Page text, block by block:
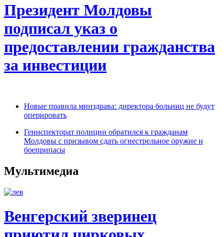
Президент Молдовы
подписал указ о
предоставлении гражданства
за инвестиции
Новые правила минздрава: директора больниц не будут
оперировать
Геннспекторат полиции обратился к гражданам
Молдовы с призывом сдать огнестрельное оружие и
боеприпасы
Мультимедиа
Венгерский зверинец